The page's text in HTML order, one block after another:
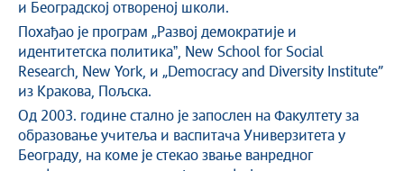
и Београдској отвореној школи.
Похађао је програм „Развој демократије и
идентитетска политикаˮ, New School for Social
Research, New York, и „Democracy and Diversity Institute”
из Кракова, Пољска.
Од 2003. године стално је запослен на Факултету за
образовање учитеља и васпитача Универзитета у
Београду, на коме је стекао звање ванредног